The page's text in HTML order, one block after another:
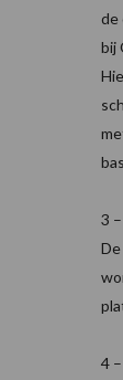
de
bij
3
4